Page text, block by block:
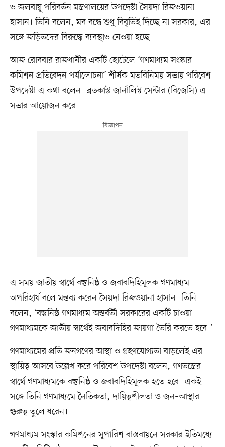
ও জলবায়ু পরিবর্তন মন্ত্রণালয়ের উপদেষ্টা সৈয়দা রিজওয়ানা
হাসান। তিনি বলেন, মব বন্ধে শুধু বিবৃতিই দিচ্ছে না সরকার, এর
সঙ্গে জড়িতদের বিরুদ্ধে ব্যবস্থাও নেওয়া হচ্ছে।
আজ রোববার রাজধানীর একটি হোটেলে ‘গণমাধ্যম সংস্কার
কমিশন প্রতিবেদন পর্যালোচনা’ শীর্ষক মতবিনিময় সভায় পরিবেশ
উপদেষ্টা এ কথা বলেন। ব্রডকাস্ট জার্নালিস্ট সেন্টার (বিজেসি) এ
সভার আয়োজন করে।
এ সময় জাতীয় স্বার্থে বস্তুনিষ্ঠ ও জবাবদিহিমূলক গণমাধ্যম
অপরিহার্য বলে মন্তব্য করেন সৈয়দা রিজওয়ানা হাসান। তিনি
বলেন, ‘বস্তুনিষ্ঠ গণমাধ্যম অন্তর্বর্তী সরকারের একটি চাওয়া।
গণমাধ্যমকে জাতীয় স্বার্থেই জবাবদিহির জায়গা তৈরি করতে হবে।’
গণমাধ্যমের প্রতি জনগণের আস্থা ও গ্রহণযোগ্যতা বাড়লেই এর
স্থায়িত্ব আসবে উল্লেখ করে পরিবেশ উপদেষ্টা বলেন, গণতন্ত্রের
স্বার্থে গণমাধ্যমকে বস্তুনিষ্ঠ ও জবাবদিহিমূলক হতে হবে। একই
সঙ্গে তিনি গণমাধ্যমে নৈতিকতা, দায়িত্বশীলতা ও জন–আস্থার
গুরুত্ব তুলে ধরেন।
গণমাধ্যম সংস্কার কমিশনের সুপারিশ বাস্তবায়নে সরকার ইতিমধ্যে